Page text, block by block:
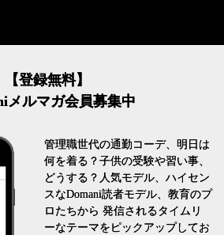
【登録無料】
メルマガ会員募集中
管理職世代の通勤コーデ、明日は
何を着る？子供の受験や習い事、
どうする？人気モデル、ハイセン
スなDomani読者モデル、教育のプ
ロたちから 発信されるタイムリ
ーなテーマをピックアップしてお